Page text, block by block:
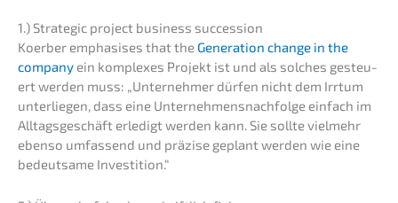
1.) Strate­gic project business succession
Koerber empha­si­s­es that the Genera­ti­on change in the
compa­ny ein komple­xes Projekt ist und als solches gesteu­
ert werden muss: „Unter­neh­mer dürfen nicht dem Irrtum
unter­lie­gen, dass eine Unternehmens­nachfolge einfach im
Alltags­ge­schäft erledigt werden kann. Sie sollte vielmehr
ebenso umfas­send und präzi­se geplant werden wie eine
bedeut­sa­me Investition.“